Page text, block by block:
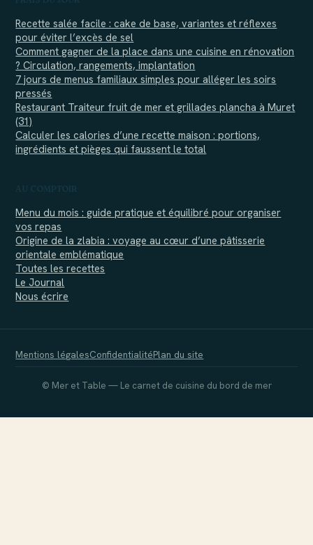
Recette salée facile : cake de base, variantes et réflexes
pour éviter l’excès de sel
Comment gagner de la place dans une cuisine en rénovation
? Circulation, rangements, implantation
7 jours de menus familiaux simples pour alléger les soirs
pressés
Restaurant Traiteur fruit de mer et grillades plancha à Muret
(31)
Calculer les calories d’une recette maison : portions,
ingrédients et pièges qui faussent le total
Menu du mois : guide pratique et équilibré pour organiser
vos repas
Origine de la zlabia : voyage au cœur d’une pâtisserie
orientale emblématique
Toutes les recettes
Le Journal
Nous écrire
Mentions légalesConfidentialitéPlan du site
© Mer et Table — Le carnet de cuisine du bord de mer